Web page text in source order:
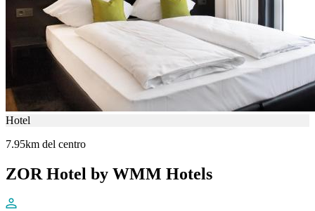
Hotel
7.95km del centro
ZOR Hotel by WMM Hotels